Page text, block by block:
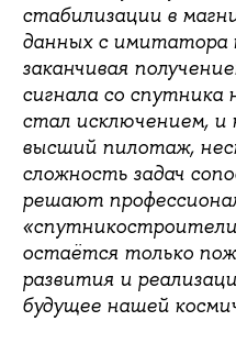
стабилизации в
данных с имитатора
заканчивая
сигнала со
стал исключением, и
высший пилотаж,
сложность задач
решают
остаётся только
развития и
будущее нашей